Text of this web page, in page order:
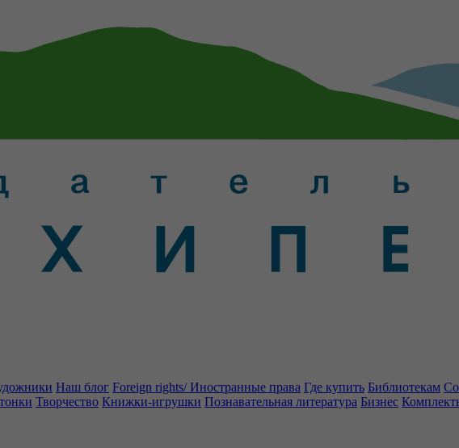
Наш блог Foreign rights/ Иностранные права Где купить Библиотекам
Творчество Книжки-игрушки Познавательная литература Бизнес